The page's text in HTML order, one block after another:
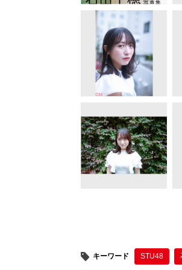
キーワード STU48